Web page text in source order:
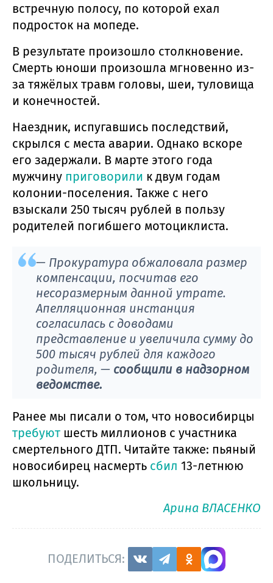
встречную полосу, по которой ехал
подросток на мопеде.
В результате произошло столкновение.
Смерть юноши произошла мгновенно из-
за тяжёлых травм головы, шеи, туловища
и конечностей.
Наездник, испугавшись последствий,
скрылся с места аварии. Однако вскоре
его задержали. В марте этого года
мужчину приговорили к двум годам
колонии-поселения. Также с него
взыскали 250 тысяч рублей в пользу
родителей погибшего мотоциклиста.
— Прокуратура обжаловала размер
компенсации, посчитав его
несоразмерным данной утрате.
Апелляционная инстанция
согласилась с доводами
представление и увеличила сумму до
500 тысяч рублей для каждого
родителя, — сообщили в надзорном
ведомстве.
Ранее мы писали о том, что новосибирцы
требуют шесть миллионов с участника
смертельного ДТП. Читайте также: пьяный
новосибирец насмерть сбил 13-летнюю
школьницу.
Арина ВЛАСЕНКО
ПОДЕЛИТЬСЯ: